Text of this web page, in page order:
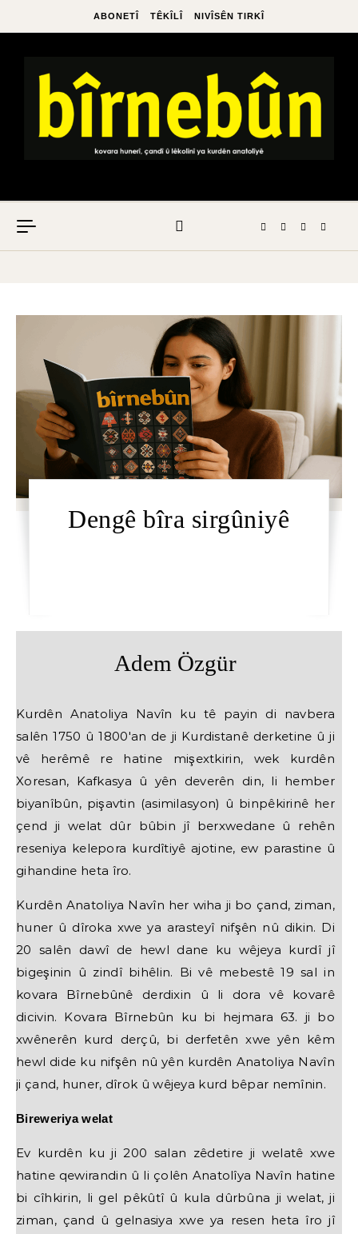
ABONETÎ TÊKÎLÎ NIVÎSÊN TIRKÎ
Dengê bîra sirgûniyê
Adem Özgür
Kurdên Anatoliya Navîn ku tê payin di navbera
salên 1750 û 1800'an de ji Kurdistanê derketine û ji
vê herêmê re hatine mişextkirin, wek kurdên
Xoresan, Kafkasya û yên deverên din, li hember
biyanîbûn, pişavtin (asimilasyon) û binpêkirinê her
çend ji welat dûr bûbin jî berxwedane û rehên
reseniya kelepora kurdîtiyê ajotine, ew parastine û
gihandine heta îro.
Kurdên Anatoliya Navîn her wiha ji bo çand, ziman,
huner û dîroka xwe ya arasteyî nifşên nû dikin. Di
20 salên dawî de hewl dane ku wêjeya kurdî jî
bigeşinin û zindî bihêlin. Bi vê mebestê 19 sal in
kovara Bîrnebûnê derdixin û li dora vê kovarê
dicivin. Kovara Bîrnebûn ku bi hejmara 63. ji bo
xwênerên kurd derçû, bi derfetên xwe yên kêm
hewl dide ku nifşên nû yên kurdên Anatoliya Navîn
ji çand, huner, dîrok û wêjeya kurd bêpar nemînin.
Bireweriya welat
Ev kurdên ku ji 200 salan zêdetire ji welatê xwe
hatine qewirandin û li çolên Anatolîya Navîn hatine
bi cîhkirin, li gel pêkûtî û kula dûrbûna ji welat, ji
ziman, çand û gelnasiya xwe ya resen heta îro jî